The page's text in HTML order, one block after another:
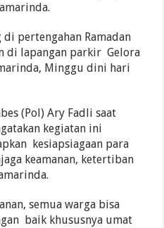
pertengahan Ramadan
di lapangan parkir Gelora
Minggu dini hari
(Pol) Ary Fadli saat
kegiatan ini
kesiapsiagaan para
keamanan, ketertiban
semua warga bisa
baik khususnya umat